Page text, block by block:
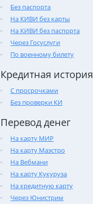
Без паспорта
На КИВИ без карты
На КИВИ без паспорта
Через Госуслуги
По военному билету
Кредитная история
С просрочками
Без проверки КИ
Перевод денег
На карту МИР
На карту Маэстро
На Вебмани
На карту Кукуруза
На кредитную карту
Через Юнистрим